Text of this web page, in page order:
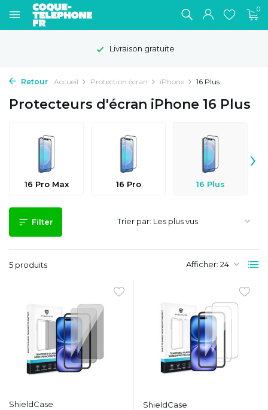
0
Délai de rétractation de 100 jours
Retour Accueil Protection écran iPhone 16 Plus
Protecteurs d'écran iPhone 16 Plus
16 Pro Max 16 Pro 16 Plus
›
Filter
5 produits Afficher:
Trier par:
ShieldCase
ShieldCase